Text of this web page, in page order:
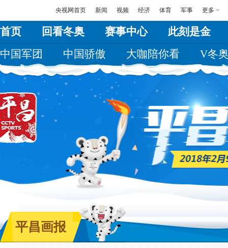
央视网首页 新闻 视频 经济 体育 军事 更多
首页 回看冬奥 赛事中心
此刻是金
中国军团
中国骄傲 大咖陪你看 V冬
平昌画报